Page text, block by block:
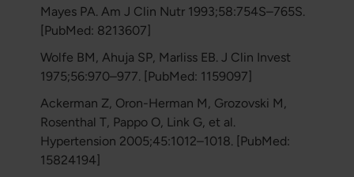
Mayes PA. Am J Clin Nutr 1993;58:754S–765S.
[PubMed: 8213607]
Wolfe BM, Ahuja SP, Marliss EB. J Clin Invest
1975;56:970–977. [PubMed: 1159097]
Ackerman Z, Oron-Herman M, Grozovski M,
Rosenthal T, Pappo O, Link G, et al.
Hypertension 2005;45:1012–1018. [PubMed:
15824194]